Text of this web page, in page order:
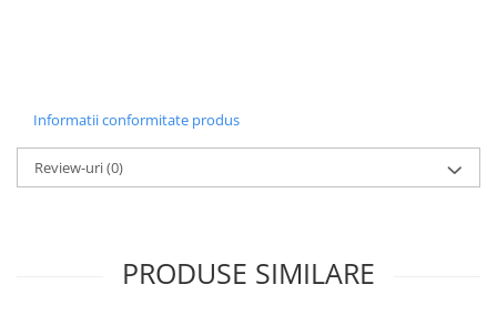
Informatii conformitate produs
Review-uri(0)
PRODUSE SIMILARE